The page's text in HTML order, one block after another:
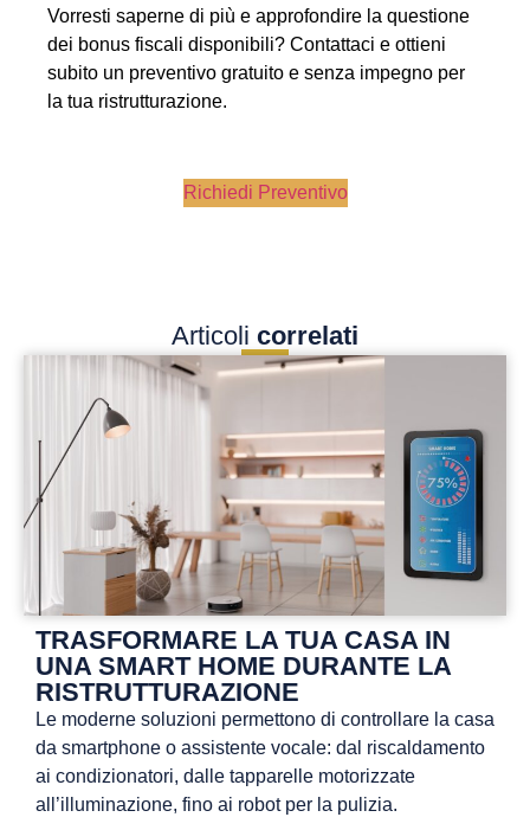
Vorresti saperne di più e approfondire la questione
dei bonus fiscali disponibili? Contattaci e ottieni
subito un preventivo gratuito e senza impegno per
la tua ristrutturazione.
Richiedi Preventivo
Articoli correlati
TRASFORMARE LA TUA CASA IN
UNA SMART HOME DURANTE LA
RISTRUTTURAZIONE
Le moderne soluzioni permettono di controllare la casa
da smartphone o assistente vocale: dal riscaldamento
ai condizionatori, dalle tapparelle motorizzate
all’illuminazione, fino ai robot per la pulizia.